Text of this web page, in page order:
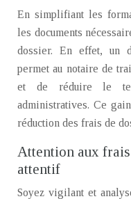
En simplifiant les
les documents
dossier. En effet, un
permet au notaire de
et de réduire le
administratives. Ce
réduction des frais de
Attention aux
attentif
Soyez vigilant et